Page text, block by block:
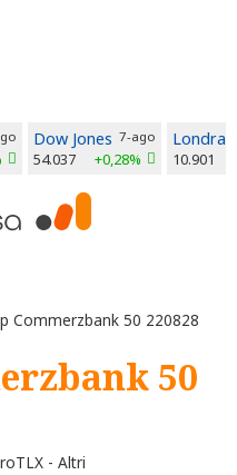
Dow Jones 7-ago
54.037 +0,28%
Londra
10.901
Commerzbank 50 220828
50
- Altri